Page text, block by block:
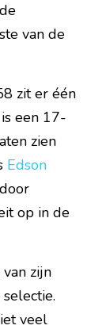
van de
zit er één
een 17-
zien
Edson
op in de
zijn
veel